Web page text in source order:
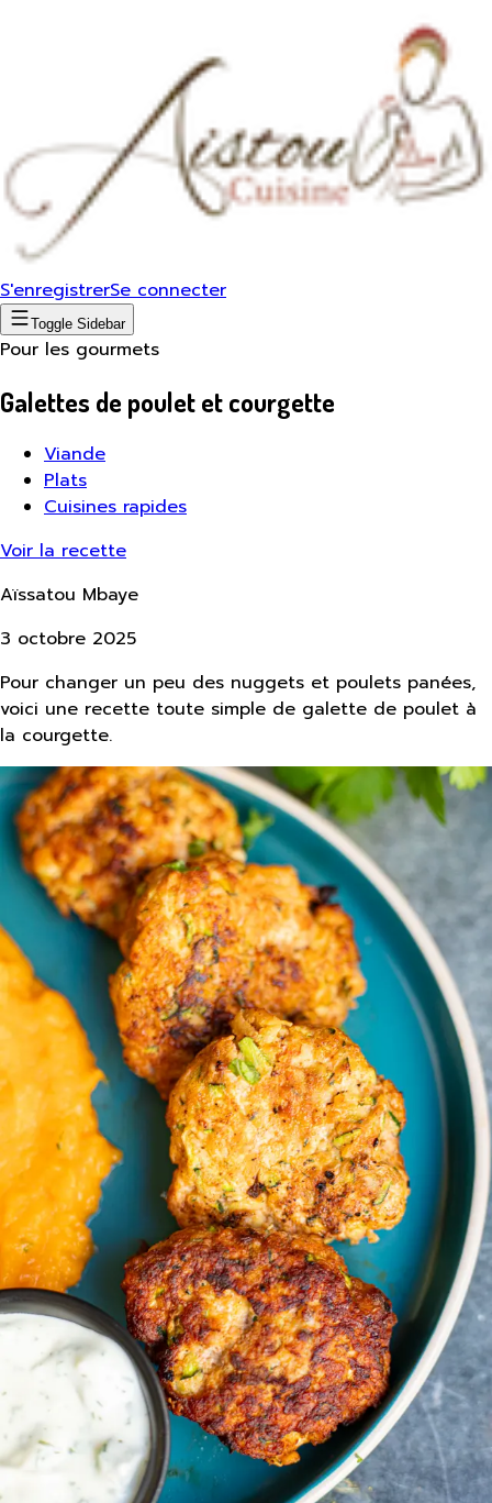
S'enregistrerSe connecter
Toggle Sidebar
Pour les gourmets
Galettes de poulet et courgette
Viande
Plats
Cuisines rapides
Voir la recette
Aïssatou Mbaye
3 octobre 2025
Pour changer un peu des nuggets et poulets panées,
voici une recette toute simple de galette de poulet à
la courgette.